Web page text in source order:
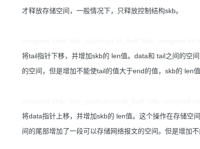
才释放存储空间，一般情况下，只释放控制结构skb。
将tail指针下移，并增加skb的 len值。data和 tail之间的空
的空间，但是增加不能使tail的值大于end的值，skb的 len
将data指针上移，并增加skb的 len值。这个操作在存储空
间的尾部增加了一段可以存储网络报文的空间。但是增加